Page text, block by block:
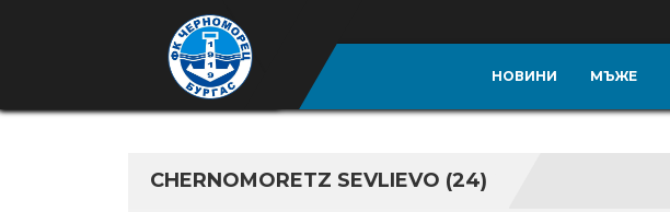
НОВИНИ МЪЖЕ
CHERNOMORETZ SEVLIEVO (24)